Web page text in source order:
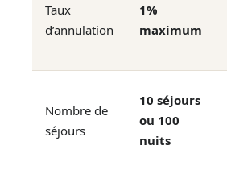
Taux
d’annulation
1%
maximum
Nombre de
séjours
10 séjours
ou 100
nuits